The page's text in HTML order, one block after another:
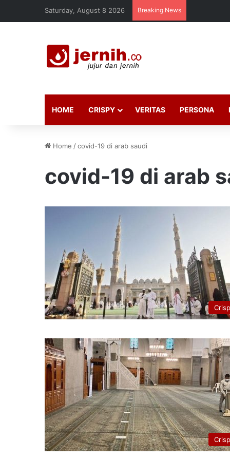
Saturday, August 8 2026 Breaking News
HOME CRISPY VERITAS PERSONA
Home /covid-19 di arab saudi
covid-19 di arab